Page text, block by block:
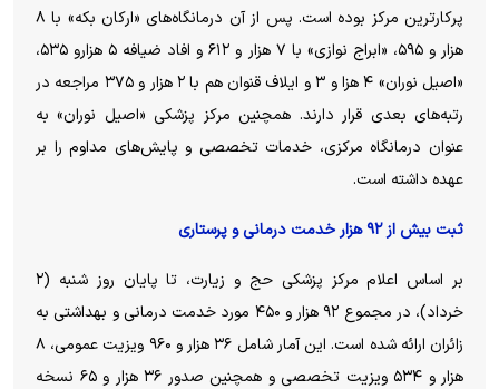
پرکارترین مرکز بوده است. پس از آن درمانگاه‌های «ارکان بکه» با ۸
هزار و ۵۹۵، «ابراج نوازی» با ۷ هزار و ۶۱۲ و افاد ضیافه ۵ هزارو ۵۳۵،
«اصیل نوران» ۴ هزا و ۳ و ایلاف قنوان هم با ۲ هزار و ۳۷۵ مراجعه در
رتبه‌های بعدی قرار دارند. همچنین مرکز پزشکی «اصیل نوران» به
عنوان درمانگاه مرکزی، خدمات تخصصی و پایش‌های مداوم را بر
عهده داشته است.
ثبت بیش از ۹۲ هزار خدمت درمانی و پرستاری
بر اساس اعلام مرکز پزشکی حج و زیارت، تا پایان روز شنبه (۲
خرداد)، در مجموع ۹۲ هزار و ۴۵۰ مورد خدمت درمانی و بهداشتی به
زائران ارائه شده است. این آمار شامل ۳۶ هزار و ۹۶۰ ویزیت عمومی، ۸
هزار و ۵۳۴ ویزیت تخصصی و همچنین صدور ۳۶ هزار و ۶۵ نسخه